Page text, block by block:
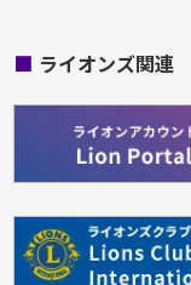
■ ライオンズ関連